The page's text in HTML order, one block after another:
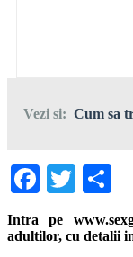
Vezi si: Cum sa
Intra pe
adultilor, cu detalii